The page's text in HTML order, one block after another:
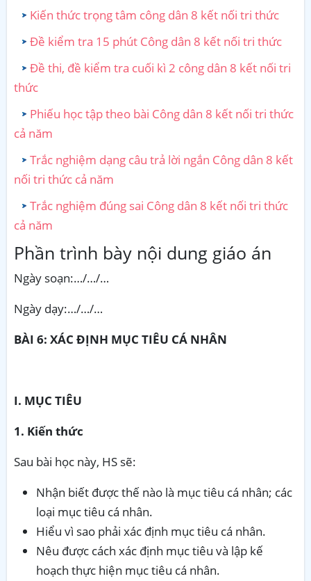
Kiến thức trọng tâm công dân 8 kết nối tri thức
Đề kiểm tra 15 phút Công dân 8 kết nối tri thức
Đề thi, đề kiểm tra cuối kì 2 công dân 8 kết nối tri
thức
Phiếu học tập theo bài Công dân 8 kết nối tri thức
cả năm
Trắc nghiệm dạng câu trả lời ngắn Công dân 8 kết
nối tri thức cả năm
Trắc nghiệm đúng sai Công dân 8 kết nối tri thức
cả năm
Phần trình bày nội dung giáo án
Ngày soạn:…/…/…
Ngày dạy:…/…/…
BÀI 6: XÁC ĐỊNH MỤC TIÊU CÁ NHÂN
I. MỤC TIÊU
1. Kiến thức
Sau bài học này, HS sẽ:
Nhận biết được thế nào là mục tiêu cá nhân; các
loại mục tiêu cá nhân.
Hiểu vì sao phải xác định mục tiêu cá nhân.
Nêu được cách xác định mục tiêu và lập kế
hoạch thực hiện mục tiêu cá nhân.